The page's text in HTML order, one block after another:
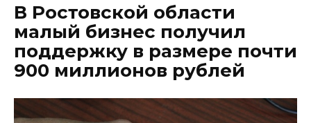
В Ростовской области
малый бизнес получил
поддержку в размере почти
900 миллионов рублей